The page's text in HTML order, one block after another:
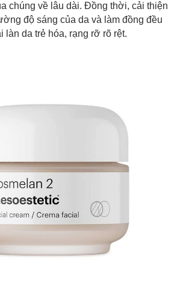
chúng về lâu dài. Đồng thời, cải thiện
độ sáng của da và làm đồng đều
làn da trẻ hóa, rạng rỡ rõ rệt.